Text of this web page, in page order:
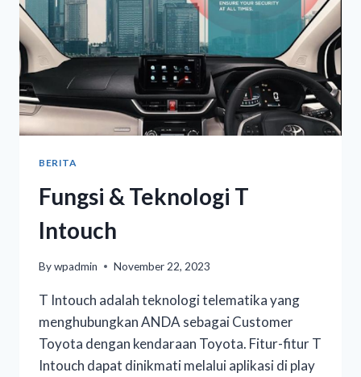
BERITA
Fungsi & Teknologi T
Intouch
Bywpadmin November 22, 2023
T Intouch adalah teknologi telematika yang
menghubungkan ANDA sebagai Customer
Toyota dengan kendaraan Toyota. Fitur-fitur T
Intouch dapat dinikmati melalui aplikasi di play